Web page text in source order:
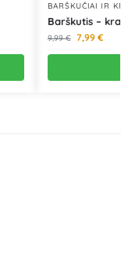
BARŠKUČIAI IR
Barškutis –
9,99€ 7,99 €